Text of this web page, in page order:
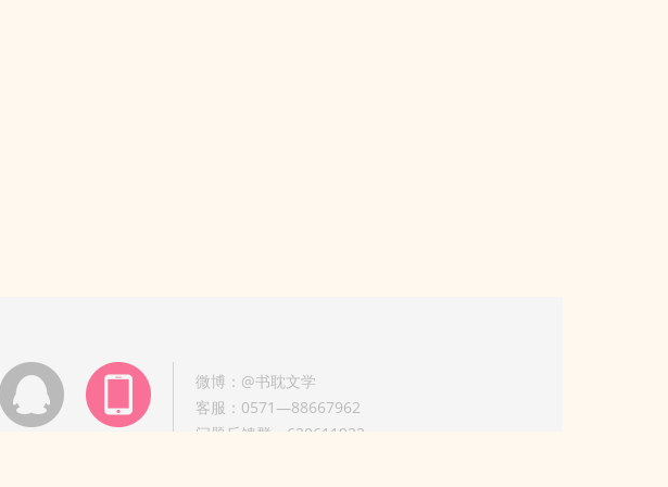
微博：@书耽文学
客服：0571—88667962
问题反馈群：630611933